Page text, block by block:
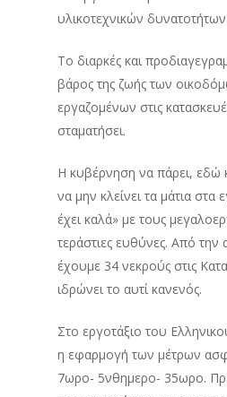
υλικοτεχνικών
Το διαρκές και
βάρος της ζωής των
εργαζομένων στις
σταματήσει.
Η κυβέρνηση να πάρει, εδώ
να μην κλείνει τα μάτια στα
έχει καλά» με τους
τεράστιες ευθύνες. Από την
έχουμε 34 νεκρούς στις
ιδρώνει το αυτί κανενός.
Στο εργοτάξιο του
η εφαρμογή των μέτρων
7ωρο- 5νθημερο- 35ωρο.